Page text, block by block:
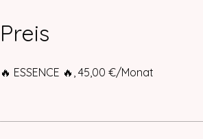
Preis
🔥 ESSENCE 🔥, 45,00 €/Monat